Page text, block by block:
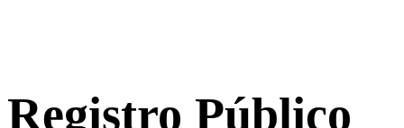
Registro Público